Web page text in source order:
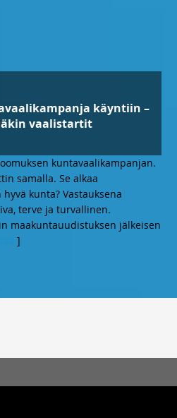
käyntiin –
vaalistartit
kuntavaalikampanjan.
samalla. Se alkaa
kunta? Vastauksena
terve ja turvallinen.
maakuntauudistuksen jälkeisen
]